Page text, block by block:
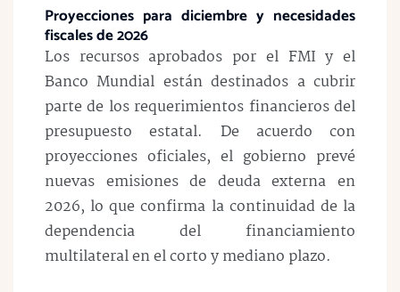
Proyecciones para diciembre y necesidades
fiscales de 2026
Los recursos aprobados por el FMI y el
Banco Mundial están destinados a cubrir
parte de los requerimientos financieros del
presupuesto estatal. De acuerdo con
proyecciones oficiales, el gobierno prevé
nuevas emisiones de deuda externa en
2026, lo que confirma la continuidad de la
dependencia del financiamiento
multilateral en el corto y mediano plazo.